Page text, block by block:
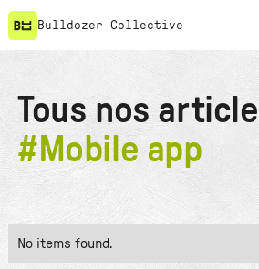
Bulldozer Collective
Tous nos
#Mobile app
No items found.